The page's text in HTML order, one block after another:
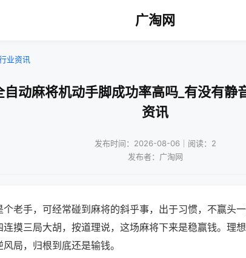
广淘网
业资讯
自动麻将机动手脚成功率高吗_有没有静
资讯
发布时间：2026-08-06｜阅读：2
发布者：广淘网
老手，可经常碰到麻将的斜乎事，出于习惯，不赢头
连摸三局大胡，按道理说，这场麻将下来是稳赢钱。理
局，归根到底还是输钱。